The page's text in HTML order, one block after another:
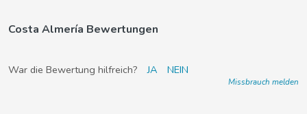
Costa Almería Bewertungen
War die Bewertung hilfreich? JA NEIN
Missbrauch melden